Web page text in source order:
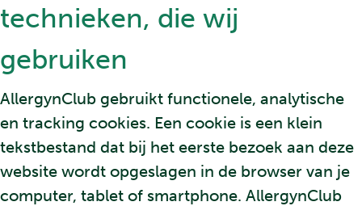
technieken, die wij
gebruiken
AllergynClub gebruikt functionele, analytische
en tracking cookies. Een cookie is een klein
tekstbestand dat bij het eerste bezoek aan deze
website wordt opgeslagen in de browser van je
computer, tablet of smartphone. AllergynClub